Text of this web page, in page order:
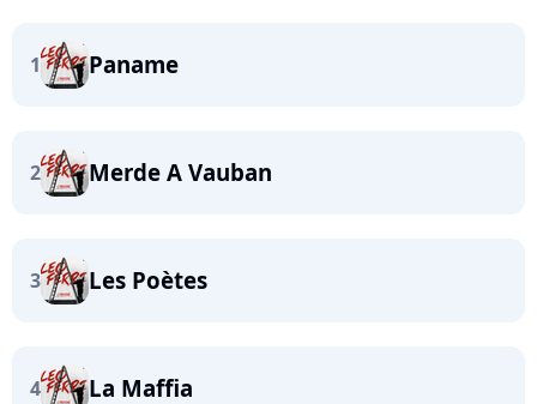
1 Paname
2 Merde A Vauban
3 Les Poètes
4 La Maffia